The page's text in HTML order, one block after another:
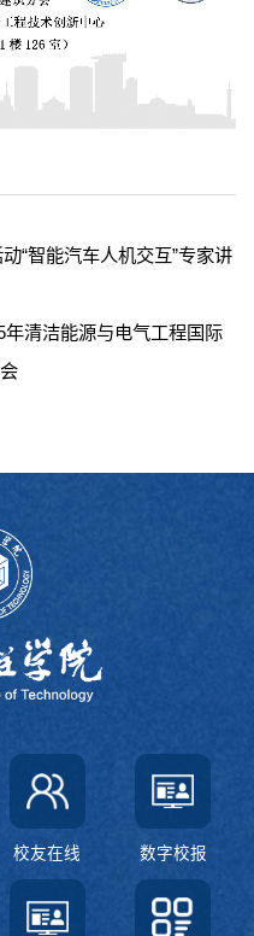
“智能汽车人机交互”专家讲
年清洁能源与电气工程国际
校友在线 数字校报